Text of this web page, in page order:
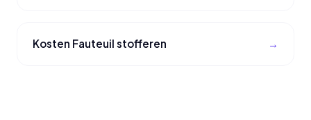
Kosten Fauteuil stofferen